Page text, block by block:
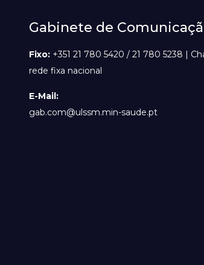
Gabinete de
Fixo:+351 21 780 5420 / 21 780 5238 |
rede fixa nacional
E-Mail:
gab.com@ulssm.min-saude.pt